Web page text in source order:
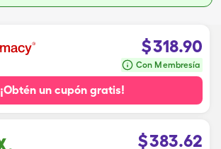
$318.90
Con Membresía
¡Obtén un cupón gratis!
$383.62